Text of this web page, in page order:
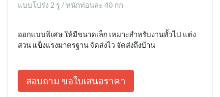
แบบโปร่ง 2 รู / หนักท่อนละ 40 กก
ออกแบบพิเศษ ให้มีขนาดเล็ก เหมาะสำหรับงานทั้วไป แต่ง
สวน แข็งแรงมาตรฐาน จัดส่งไว จัดส่งถึงบ้าน
สอบถาม ขอใบเสนอราคา